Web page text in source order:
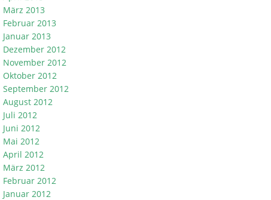
März 2013
Februar 2013
Januar 2013
Dezember 2012
November 2012
Oktober 2012
September 2012
August 2012
Juli 2012
Juni 2012
Mai 2012
April 2012
März 2012
Februar 2012
Januar 2012